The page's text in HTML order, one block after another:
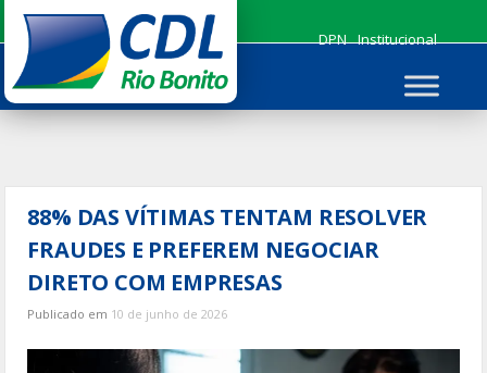
para
conteúdo
DPN Institucional
88% DAS VÍTIMAS TENTAM RESOLVER
FRAUDES E PREFEREM NEGOCIAR
DIRETO COM EMPRESAS
Publicado em 10 de junho de 2026